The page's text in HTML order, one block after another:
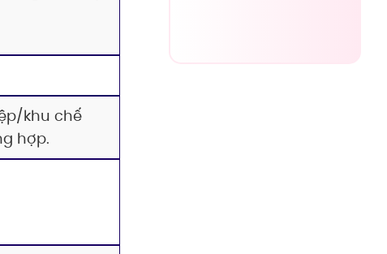
khu chế
hợp.